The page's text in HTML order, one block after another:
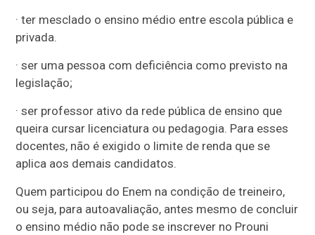
· ter mesclado o ensino médio entre escola pública e
privada.
· ser uma pessoa com deficiência como previsto na
legislação;
· ser professor ativo da rede pública de ensino que
queira cursar licenciatura ou pedagogia. Para esses
docentes, não é exigido o limite de renda que se
aplica aos demais candidatos.
Quem participou do Enem na condição de treineiro,
ou seja, para autoavaliação, antes mesmo de concluir
o ensino médio não pode se inscrever no Prouni